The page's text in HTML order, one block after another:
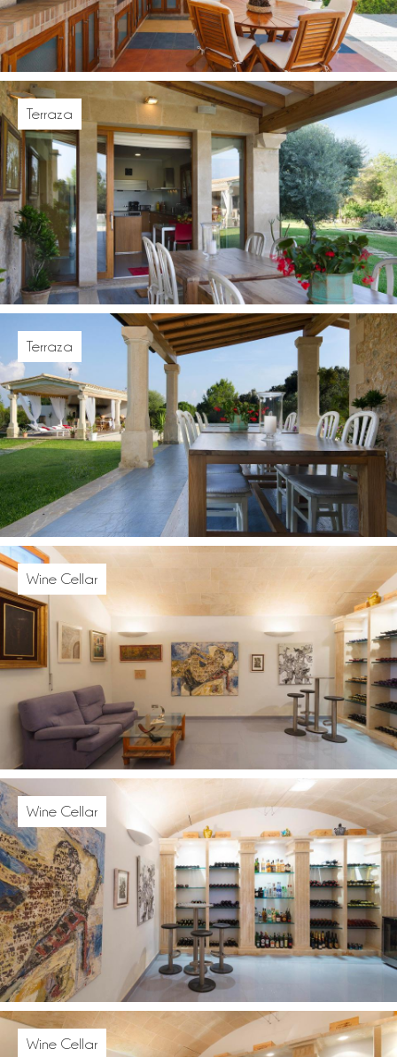
Terraza
Terraza
Wine Cellar
Wine Cellar
Wine Cellar